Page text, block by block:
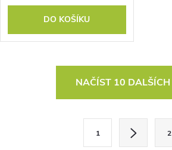
DO KOŠÍKU
NAČÍST 10 DALŠÍCH
1 2